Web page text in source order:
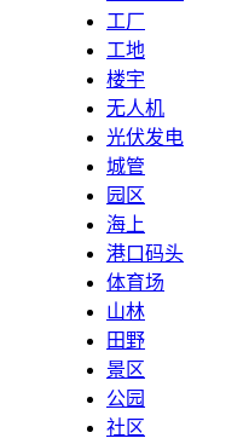
工厂
工地
楼宇
无人机
光伏发电
城管
园区
海上
港口码头
体育场
山林
田野
景区
公园
社区